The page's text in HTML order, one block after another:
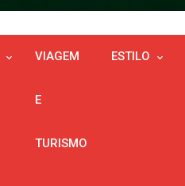
VIAGEM
E
TURISMO
ESTILO